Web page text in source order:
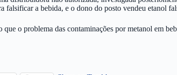
a bebida, e o dono do posto vendeu etanol
o problema das contaminações por metanol em